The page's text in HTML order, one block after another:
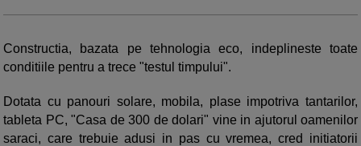
Constructia, bazata pe tehnologia eco, indeplineste toate
conditiile pentru a trece "testul timpului".
Dotata cu panouri solare, mobila, plase impotriva tantarilor,
tableta PC, "Casa de 300 de dolari" vine in ajutorul oamenilor
saraci, care trebuie adusi in pas cu vremea, cred initiatorii